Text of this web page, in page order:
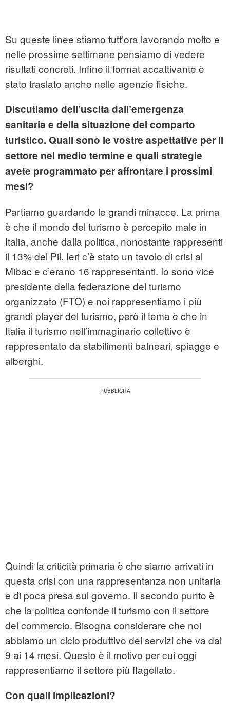
Su queste linee stiamo tutt’ora lavorando molto e
nelle prossime settimane pensiamo di vedere
risultati concreti. Infine il format accattivante è
stato traslato anche nelle agenzie fisiche.
Discutiamo dell’uscita dall’emergenza
sanitaria e della situazione del comparto
turistico. Quali sono le vostre aspettative per il
settore nel medio termine e quali strategie
avete programmato per affrontare i prossimi
mesi?
Partiamo guardando le grandi minacce. La prima
è che il mondo del turismo è percepito male in
Italia, anche dalla politica, nonostante rappresenti
il 13% del Pil. Ieri c’è stato un tavolo di crisi al
Mibac e c’erano 16 rappresentanti. Io sono vice
presidente della federazione del turismo
organizzato (FTO) e noi rappresentiamo i più
grandi player del turismo, però il tema è che in
Italia il turismo nell’immaginario collettivo è
rappresentato da stabilimenti balneari, spiagge e
alberghi.
Quindi la criticità primaria è che siamo arrivati in
questa crisi con una rappresentanza non unitaria
e di poca presa sul governo. Il secondo punto è
che la politica confonde il turismo con il settore
del commercio. Bisogna considerare che noi
abbiamo un ciclo produttivo dei servizi che va dai
9 ai 14 mesi. Questo è il motivo per cui oggi
rappresentiamo il settore più flagellato.
Con quali implicazioni?